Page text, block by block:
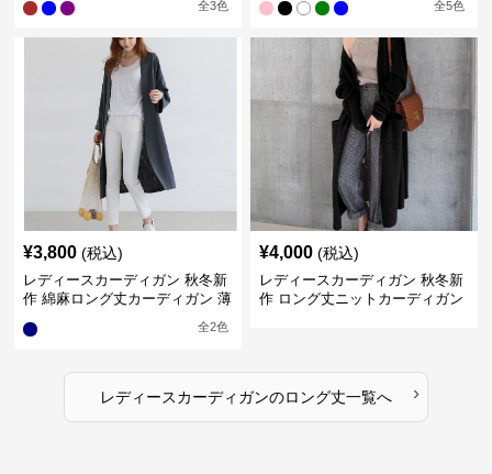
全3色 全5色
¥3,800 (税込)
レディースカーディガン 秋冬新
作 綿麻ロング丈カーディガン 薄
全2色
¥4,000 (税込)
レディースカーディガン 秋冬新
作 ロング丈ニットカーディガン
レディースカーディガンのロング丈一覧へ ›